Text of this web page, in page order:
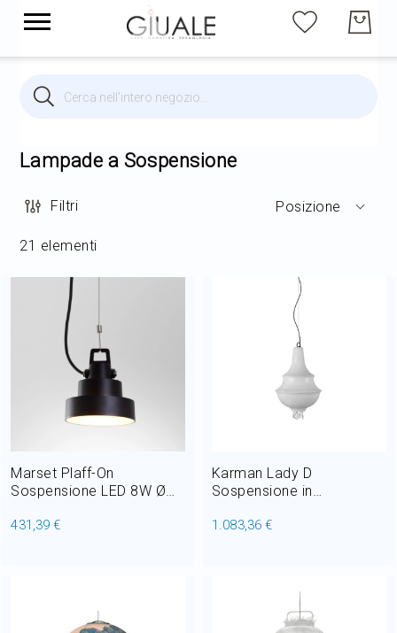
CercaBrands
Illuminazione per interni
Illuminazione per esterni
Arredi
Arredo Giardino
Home Decor
Outlet
Il mio Account
Lampade a Sospensione
21 elementi
Filtri Posizione
Marset Plaff-On
Sospensione LED 8W Ø
431,39 €
Karman Lady D
Sospensione in
Outdoor
1.083,36 €